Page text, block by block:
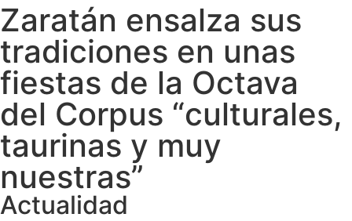
Zaratán ensalza sus
tradiciones en unas
fiestas de la Octava
del Corpus “culturales,
taurinas y muy
nuestras”
Actualidad